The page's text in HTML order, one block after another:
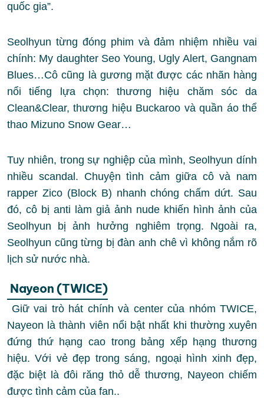
quốc gia”.
Seolhyun từng đóng phim và đảm nhiệm nhiều vai
chính: My daughter Seo Young, Ugly Alert, Gangnam
Blues…Cô cũng là gương mặt được các nhãn hàng
nổi tiếng lựa chọn: thương hiệu chăm sóc da
Clean&Clear, thương hiệu Buckaroo và quần áo thể
thao Mizuno Snow Gear…
Tuy nhiên, trong sự nghiệp của mình, Seolhyun dính
nhiều scandal. Chuyện tình cảm giữa cô và nam
rapper Zico (Block B) nhanh chóng chấm dứt. Sau
đó, cô bị anti làm giả ảnh nude khiến hình ảnh của
Seolhyun bị ảnh hưởng nghiêm trọng. Ngoài ra,
Seolhyun cũng từng bị đàn anh chê vì không nắm rõ
lịch sử nước nhà.
Nayeon (TWICE)
Giữ vai trò hát chính và center của nhóm TWICE,
Nayeon là thành viên nổi bật nhất khi thường xuyên
đứng thứ hạng cao trong bảng xếp hạng thương
hiệu. Với vẻ đẹp trong sáng, ngoại hình xinh đẹp,
đặc biệt là đôi răng thỏ dễ thương, Nayeon chiếm
được tình cảm của fan..